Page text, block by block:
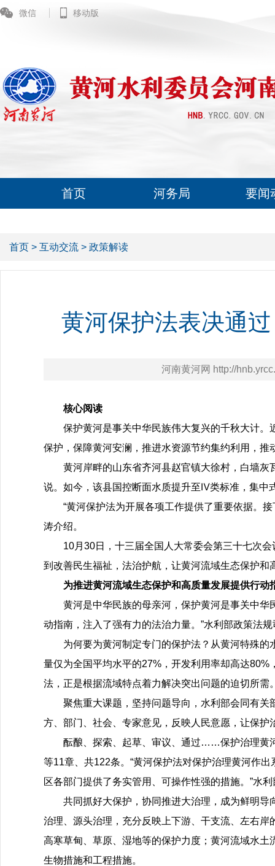
微信 移动版
首页 河务局 要闻
首页 > 互动交流 > 政策解读
黄河保护法表决通过
河南黄河网 http://
核心阅读
保护黄河是事关中华民族伟大复兴的千秋大计
保护，保障黄河安澜，推进水资源节约集约利用，
黄河岸畔的山东省齐河县赵官镇大徐村，白墙灰
说。如今，该县国控断面水质提升至Ⅳ类标准，集中
“黄河保护法为开展各项工作提供了重要依据。
涛介绍。
10月30日，十三届全国人大常委会第三十七次
到改善民生福祉，法治护航，让黄河流域生态保护
为推进黄河流域生态保护和高质量发展提供行动
黄河是中华民族的母亲河，保护黄河是事关中
动指南，注入了强有力的法治力量。”水利部政策法
为何要为黄河制定专门的保护法？从黄河特殊
量仅为全国平均水平的27%，开发利用率却高达
法，正是根据流域特点着力解决突出问题的迫切所需
聚焦重大课题，坚持问题导向，水利部会同有
方、部门、社会、专家意见，反映人民意愿，让保
酝酿、探索、起草、审议、通过……保护治理黄
等11章、共122条。“黄河保护法对保护治理黄河作
区各部门提供了务实管用、可操作性强的措施。”水
共同抓好大保护，协同推进大治理，成为鲜明
治理、源头治理，充分反映上下游、干支流、左右
高寒草甸、草原、湿地等的保护力度；黄河流域水
生物措施和工程措施。